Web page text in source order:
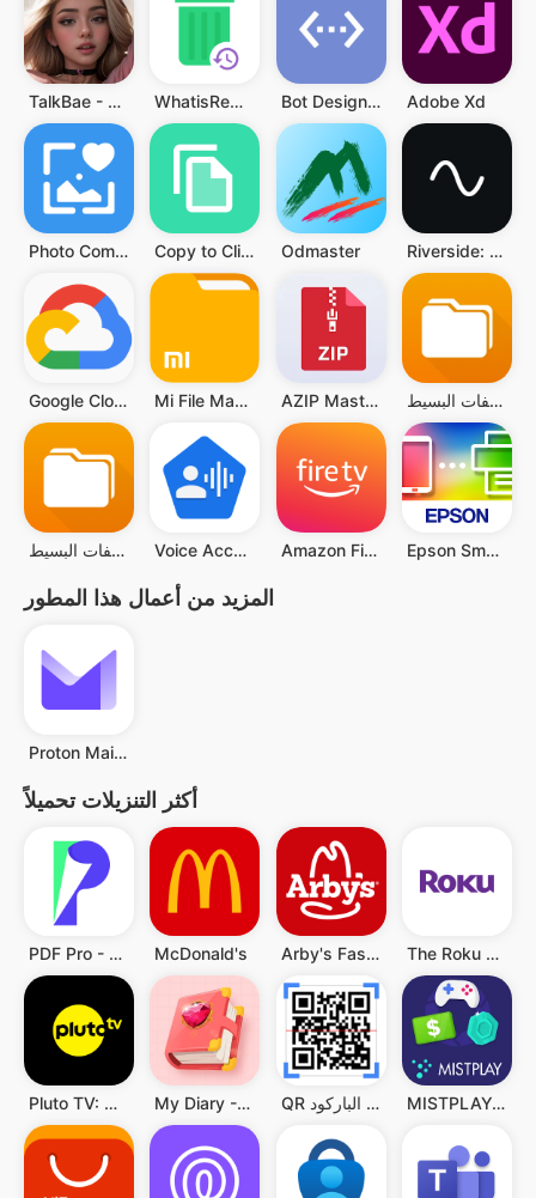
TalkBae - Al girlfriend WhatisRemoved+ Bot Designer For Discord Adobe Xd
Photo Compressor and Resizer Copy to Clipboard Odmaster Riverside: Record podcasts
Google Cloud Mi File Manager AZIP Master: ZIP / RAR, Unzip مدير الملفات البسيط
مدير الملفات البسيط Pro Voice Access Amazon Fire TV Epson Smart Panel
المزيد من أعمال هذا المطور
Proton Mail: Encrypted Email
أكثر التنزيلات تحميلاً
PDF Pro - Reader & Maker McDonald's Arby's Fast Food Sandwiches The Roku App (Official)
Pluto TV: Watch Free Movies/TV My Diary - Diary With Lock QR قارئ رمز & قارئ الباركود MISTPLAY: Play to Earn Money